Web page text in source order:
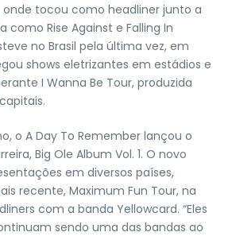
onde tocou como headliner junto a
como Rise Against e Falling In
no Brasil pela última vez, em
shows eletrizantes em estádios e
I Wanna Be Tour, produzida
o A Day To Remember lançou o
Big Ole Album Vol. 1. O novo
em diversos países,
recente, Maximum Fun Tour, na
com a banda Yellowcard. “Eles
sendo uma das bandas ao